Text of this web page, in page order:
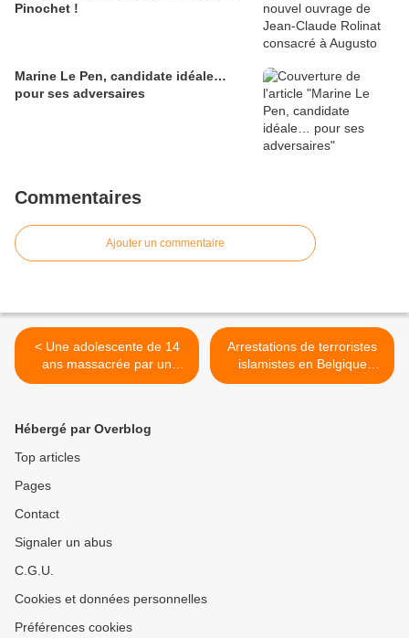
Pinochet !
Marine Le Pen, candidate idéale…
pour ses adversaires
Commentaires
Ajouter un commentaire
< Une adolescente de 14
ans massacrée par un
psychopathe drogué laissé
Arrestations de terroristes
islamistes en Belgique
envahie >
Hébergé par Overblog
Top articles
Pages
Contact
Signaler un abus
C.G.U.
Cookies et données personnelles
Préférences cookies